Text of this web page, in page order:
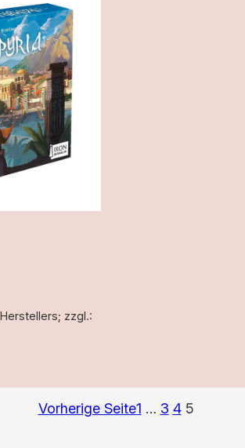
zzgl.:
Vorherige Seite1 … 3 4 5